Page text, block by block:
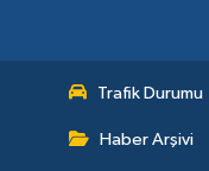
Trafik Durumu
Haber Arşivi